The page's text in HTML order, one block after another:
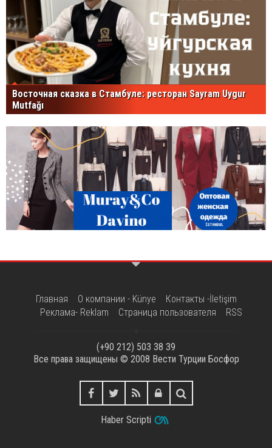
Восточная сказка в Стамбуле: ресторан Sayram Uygur
Mutfağı
Главная О компании - Künye
Контакты -İletişim
Реклама- Reklam
Страница пользователя RSS
(+90 212) 503 38 39
Все права защищены © 2008 Вести Турции Босфор
Haber Scripti